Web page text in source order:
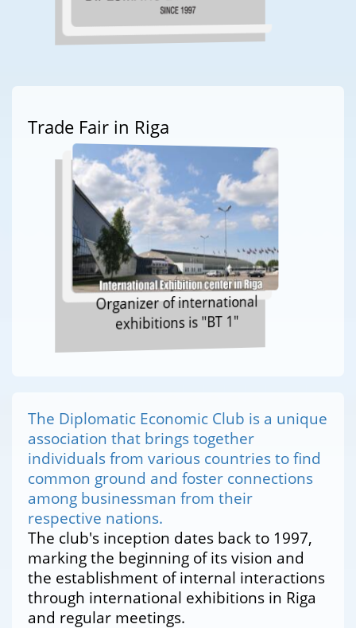
Trade Fair in Riga
Organizer of international
exhibitions is "BT 1"
The Diplomatic Economic Club is a unique
association that brings together
individuals from various countries to find
common ground and foster connections
among businessman from their
respective nations.
The club's inception dates back to 1997,
marking the beginning of its vision and
the establishment of internal interactions
through international exhibitions in Riga
and regular meetings.